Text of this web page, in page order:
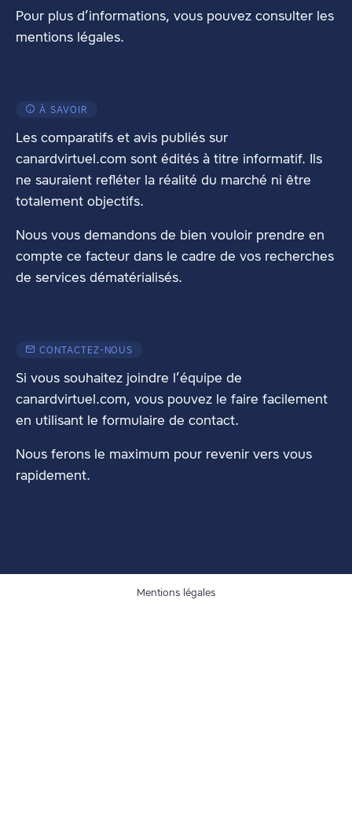
Pour plus d’informations, vous pouvez consulter les
mentions légales.
À SAVOIR
Les comparatifs et avis publiés sur
canardvirtuel.com sont édités à titre informatif. Ils
ne sauraient refléter la réalité du marché ni être
totalement objectifs.
Nous vous demandons de bien vouloir prendre en
compte ce facteur dans le cadre de vos recherches
de services dématérialisés.
CONTACTEZ-NOUS
Si vous souhaitez joindre l’équipe de
canardvirtuel.com, vous pouvez le faire facilement
en utilisant le formulaire de contact.
Nous ferons le maximum pour revenir vers vous
rapidement.
Mentions légales